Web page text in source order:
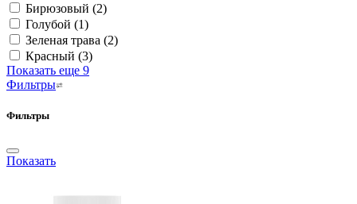
Бирюзовый (2)
Голубой (1)
Зеленая трава (2)
Красный (3)
Показать еще 9
Фильтры
Фильтры
Показать